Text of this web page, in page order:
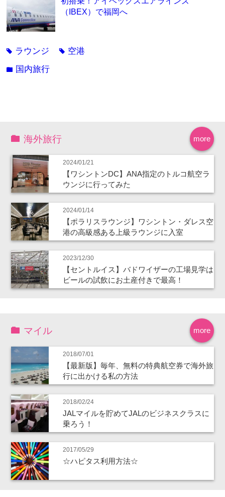
（IBEX）で福岡へ
tag ラウンジ tag 空港
folder 国内旅行
more
海外旅行
2024/01/21
【ワシントンDC】ANA指定のトルコ航空ラ
ウンジに行ってみた
2024/01/14
【ポラリスラウンジ】ワシントン・ダレス空
港の高級感ある上級ラウンジに入室
2023/12/30
【セントルイス】バドワイザーの工場見学は
ビールの試飲にお土産付きで最高！
more
マイル
2018/07/01
【最新版】毎年、無料の特典航空券で海外旅
行に出かける私の方法
2018/02/24
JALマイルを貯めてJALのビジネスクラスに
乗ろう！
2017/05/29
☆ハピタス利用方法☆